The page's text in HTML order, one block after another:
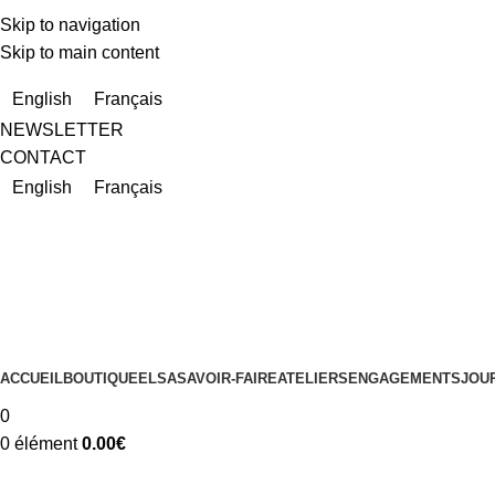
Skip to navigation
Skip to main content
English
Français
NEWSLETTER
CONTACT
English
Français
ACCUEILBOUTIQUEELSASAVOIR-FAIREATELIERS ENGAGEMENTS
0
0 élément 0.00€